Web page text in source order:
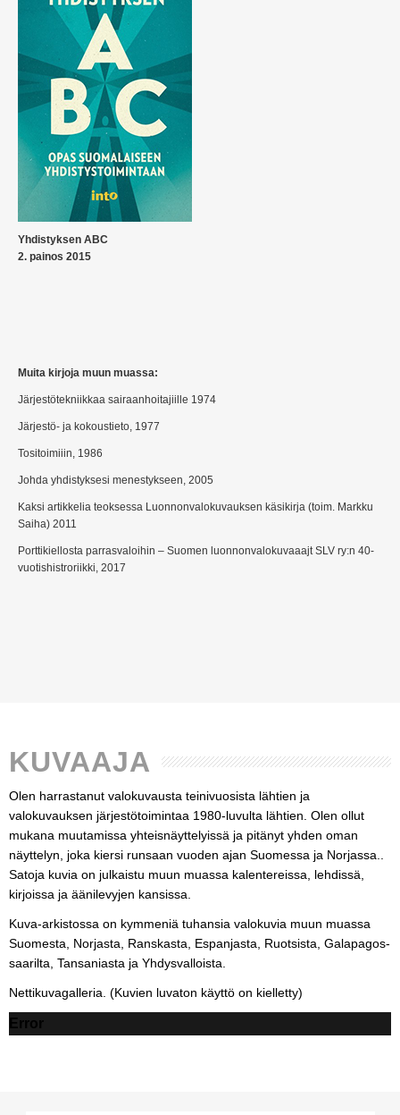
Yhdistyksen ABC
2. painos 2015
Muita kirjoja muun muassa:
Järjestötekniikkaa sairaanhoitajiille 1974
Järjestö- ja kokoustieto, 1977
Tositoimiiin, 1986
Johda yhdistyksesi menestykseen, 2005
Kaksi artikkelia teoksessa Luonnonvalokuvauksen käsikirja (toim. Markku
Saiha) 2011
Porttikiellosta parrasvaloihin – Suomen luonnonvalokuvaaajt SLV ry:n 40-
vuotishistroriikki, 2017
KUVAAJA
Olen harrastanut valokuvausta teinivuosista lähtien ja
valokuvauksen järjestötoimintaa 1980-luvulta lähtien. Olen ollut
mukana muutamissa yhteisnäyttelyissä ja pitänyt yhden oman
näyttelyn, joka kiersi runsaan vuoden ajan Suomessa ja Norjassa..
Satoja kuvia on julkaistu muun muassa kalentereissa, lehdissä,
kirjoissa ja äänilevyjen kansissa.
Kuva-arkistossa on kymmeniä tuhansia valokuvia muun muassa
Suomesta, Norjasta, Ranskasta, Espanjasta, Ruotsista, Galapagos-
saarilta, Tansaniasta ja Yhdysvalloista.
Nettikuvagalleria. (Kuvien luvaton käyttö on kielletty)
Error